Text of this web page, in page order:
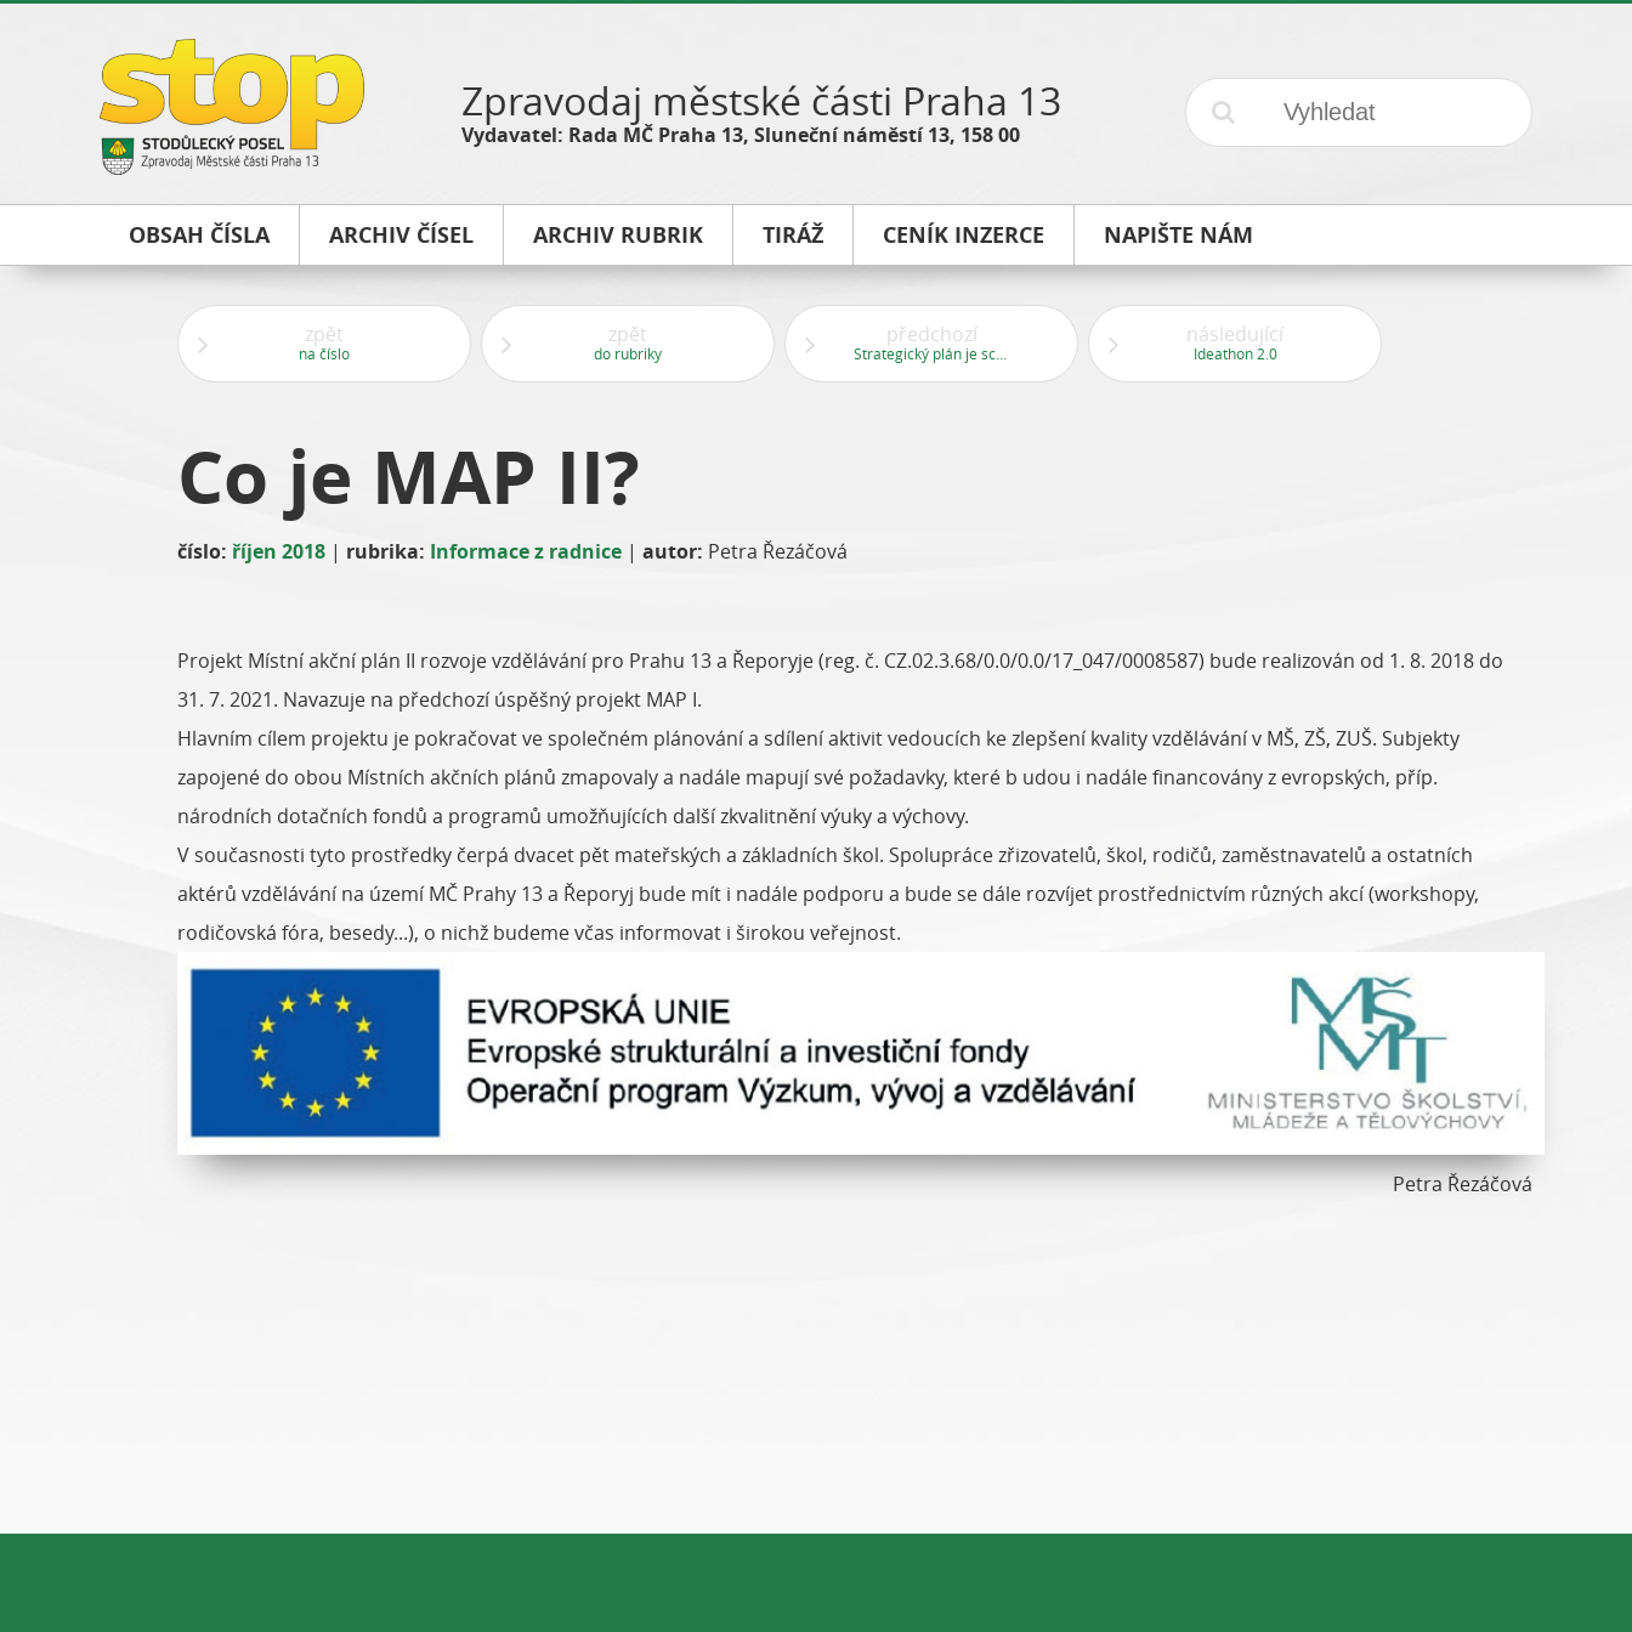
Zpravodaj městské části Praha 13
Vydavatel: Rada MČ Praha 13, Sluneční náměstí 13, 158 00
OBSAH ČÍSLA ARCHIV ČÍSEL ARCHIV RUBRIK TIRÁŽ CENÍK INZERCE NAPIŠTE NÁM
zpět
na číslo
zpět
do rubriky
předchozí následující
Ideathon 2.0
Co je MAP II?
číslo: říjen 2018 | rubrika: Informace z radnice | autor: Petra Řezáčová
Projekt Místní akční plán II rozvoje vzdělávání pro Prahu 13 a Řeporyje (reg. č. CZ.02.3.68/0.0/0.0/17_047/0008587) bude realizován od 1. 8. 2018 do
31. 7. 2021. Navazuje na předchozí úspěšný projekt MAP I.
Hlavním cílem projektu je pokračovat ve společném plánování a sdílení aktivit vedoucích ke zlepšení kvality vzdělávání v MŠ, ZŠ, ZUŠ. Subjekty
zapojené do obou Místních akčních plánů zmapovaly a nadále mapují své požadavky, které b udou i nadále financovány z evropských, příp.
národních dotačních fondů a programů umožňujících další zkvalitnění výuky a výchovy.
V současnosti tyto prostředky čerpá dvacet pět mateřských a základních škol. Spolupráce zřizovatelů, škol, rodičů, zaměstnavatelů a ostatních
aktérů vzdělávání na území MČ Prahy 13 a Řeporyj bude mít i nadále podporu a bude se dále rozvíjet prostřednictvím různých akcí (workshopy,
rodičovská fóra, besedy...), o nichž budeme včas informovat i širokou veřejnost.
Petra Řezáčová